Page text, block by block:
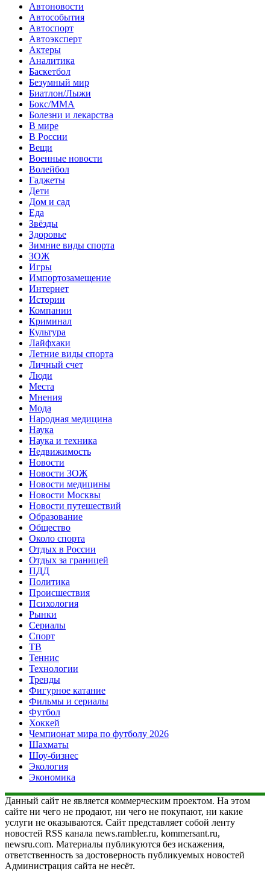
Автоновости
Автособытия
Автоспорт
Автоэксперт
Актеры
Аналитика
Баскетбол
Безумный мир
Биатлон/Лыжи
Бокс/MMA
Болезни и лекарства
В мире
В России
Вещи
Военные новости
Волейбол
Гаджеты
Дети
Дом и сад
Еда
Звёзды
Здоровье
Зимние виды спорта
ЗОЖ
Игры
Импортозамещение
Интернет
Истории
Компании
Криминал
Культура
Лайфхаки
Летние виды спорта
Личный счет
Люди
Места
Мнения
Мода
Народная медицина
Наука
Наука и техника
Недвижимость
Новости
Новости ЗОЖ
Новости медицины
Новости Москвы
Новости путешествий
Образование
Общество
Около спорта
Отдых в России
Отдых за границей
ПДД
Политика
Происшествия
Психология
Рынки
Сериалы
Спорт
ТВ
Теннис
Технологии
Тренды
Фигурное катание
Фильмы и сериалы
Футбол
Хоккей
Чемпионат мира по футболу 2026
Шахматы
Шоу-бизнес
Экология
Экономика
Данный сайт не является коммерческим проектом. На этом
сайте ни чего не продают, ни чего не покупают, ни какие
услуги не оказываются. Сайт представляет собой ленту
новостей RSS канала news.rambler.ru, kommersant.ru,
newsru.com. Материалы публикуются без искажения,
ответственность за достоверность публикуемых новостей
Администрация сайта не несёт.